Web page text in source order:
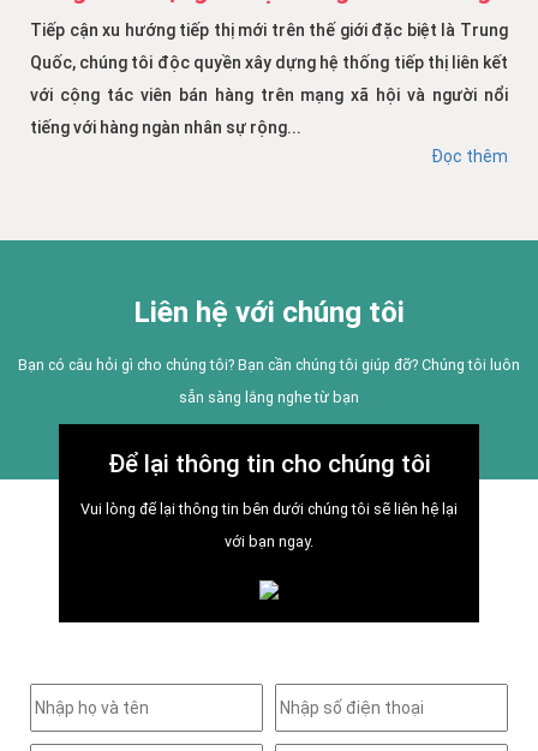
Tiếp cận xu hướng tiếp thị mới trên thế giới đặc biệt là Trung
Quốc, chúng tôi độc quyền xây dựng hệ thống tiếp thị liên kết
với cộng tác viên bán hàng trên mạng xã hội và người nổi
tiếng với hàng ngàn nhân sự rộng...
Đọc thêm
Liên hệ với chúng tôi
Bạn có câu hỏi gì cho chúng tôi? Bạn cần chúng tôi giúp đỡ? Chúng tôi luôn
sẵn sàng lắng nghe từ bạn
Để lại thông tin cho chúng tôi
Vui lòng để lại thông tin bên dưới chúng tôi sẽ liên hệ lại
với bạn ngay.